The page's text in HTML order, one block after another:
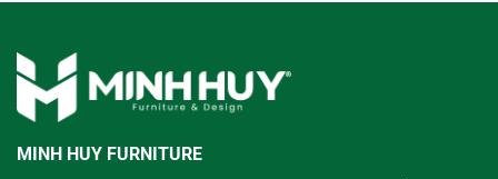
MINH HUY FURNITURE